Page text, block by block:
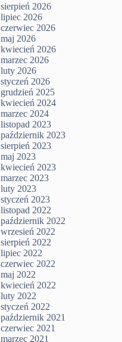
sierpień 2026
lipiec 2026
czerwiec 2026
maj 2026
kwiecień 2026
marzec 2026
luty 2026
styczeń 2026
grudzień 2025
kwiecień 2024
marzec 2024
listopad 2023
październik 2023
sierpień 2023
maj 2023
kwiecień 2023
marzec 2023
luty 2023
styczeń 2023
listopad 2022
październik 2022
wrzesień 2022
sierpień 2022
lipiec 2022
czerwiec 2022
maj 2022
kwiecień 2022
luty 2022
styczeń 2022
październik 2021
czerwiec 2021
marzec 2021